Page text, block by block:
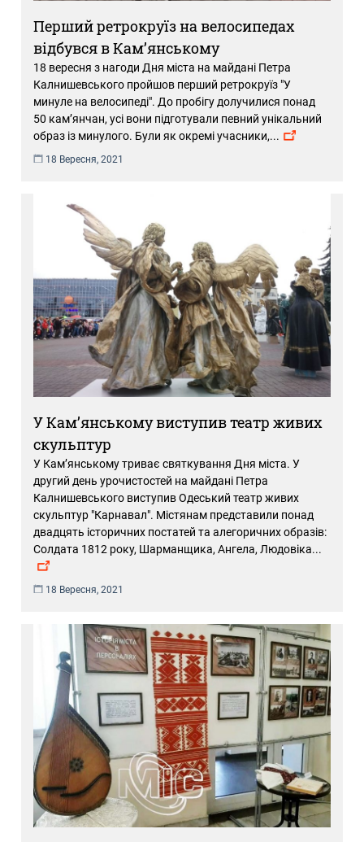
Перший ретрокруїз на велосипедах
відбувся в Кам’янському
18 вересня з нагоди Дня міста на майдані Петра
Калнишевського пройшов перший ретрокруїз "У
минуле на велосипеді". До пробігу долучилися понад
50 кам’янчан, усі вони підготували певний унікальний
образ із минулого. Були як окремі учасники,...
18 Вересня, 2021
У Кам’янському виступив театр живих
скульптур
У Кам’янському триває святкування Дня міста. У
другий день урочистостей на майдані Петра
Калнишевського виступив Одеський театр живих
скульптур "Карнавал". Містянам представили понад
двадцять історичних постатей та алегоричних образів:
Солдата 1812 року, Шарманщика, Ангела, Людовіка...
18 Вересня, 2021